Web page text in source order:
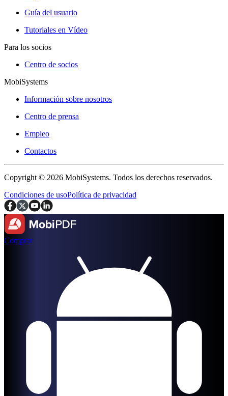
Guía del usuario
Tutoriales en Vídeo
Para los socios
Centro de socios
MobiSystems
Información sobre nosotros
Centro de prensa
Empleo
Contactos
Copyright © 2026 MobiSystems. Todos los derechos reservados.
Condiciones de usoPolítica de privacidad
Comprar